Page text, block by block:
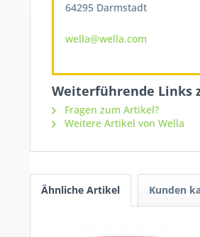
64295 Darmstadt
wella@wella.com
Weiterführende Links
Fragen zum Artikel?
Weitere Artikel von Wella
Ähnliche Artikel Kunden